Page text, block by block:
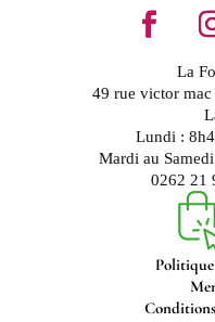
La
49 rue victor
Lundi :
Mardi au
0262 21